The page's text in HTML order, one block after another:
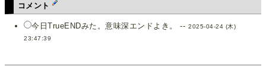
コメント
今日TrueENDみた。意味深エンドよき。 -- 2025-04-24 (木)
23:47:39